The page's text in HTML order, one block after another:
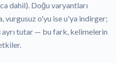
dahil). Doğu varyantları
vurgusuz o'yu ise u'ya indirger;
ayrı tutar — bu fark, kelimelerin